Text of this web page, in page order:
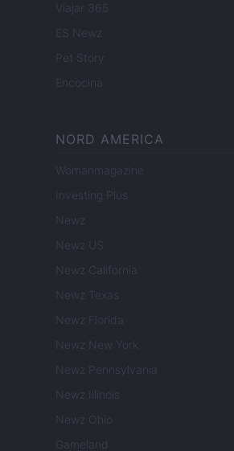
Viajar 365
ES Newz
Pet Story
Encocina
NORD AMERICA
Womanmagazine
Investing Plus
Newz
Newz US
Newz California
Newz Texas
Newz Florida
Newz New York
Newz Pennsylvania
Newz Illinois
Newz Ohio
Gameland